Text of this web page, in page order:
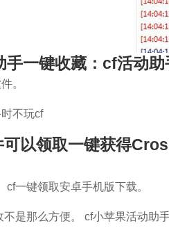
手一键收藏：cf活动助
。
不玩cf
以领取一键获得
cf一键领取安卓手机版下载。
是那么方便。 cf小苹果活动助